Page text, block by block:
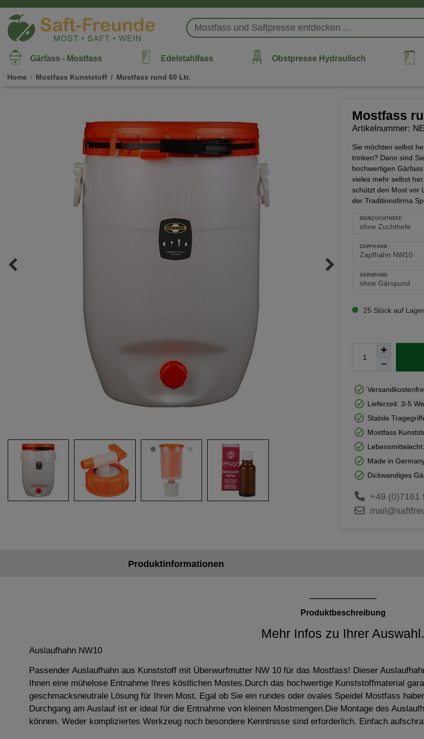
Gärfass - Mostfass Edelstahlfass Obstpresse Hydraulisch
Home Mostfass Kunststoff Mostfass rund 60 Ltr.
Mostfass
Artikelnummer:
Sie möchten selbst
trinken? Dann sind
hochwertigen
vieles mehr selbst
schützt den Most vor
der Traditionsfirma
REINZUCHTHEFE
ZAPFHAHN
GÄRSPUND
25 Stück auf
Lieferzeit: 3-5
Stabile
Mostfass
Made in
Dickwandiges
+49 (0)7161
Produktinformationen
Produktbeschreibung
Mehr Infos zu Ihrer Auswahl.
Auslaufhahn NW10
Passender Auslaufhahn aus Kunststoff mit Überwurfmutter NW 10 für das Mostfass! Dieser
Ihnen eine mühelose Entnahme Ihres köstlichen Mostes.Durch das hochwertige Kunststoffmaterial
geschmacksneutrale Lösung für Ihren Most. Egal ob Sie ein rundes oder ovales Speidel Mostfass
Durchgang am Auslauf ist er ideal für die Entnahme von kleinen Mostmengen.Die Montage des
können. Weder kompliziertes Werkzeug noch besondere Kenntnisse sind erforderlich. Einfach